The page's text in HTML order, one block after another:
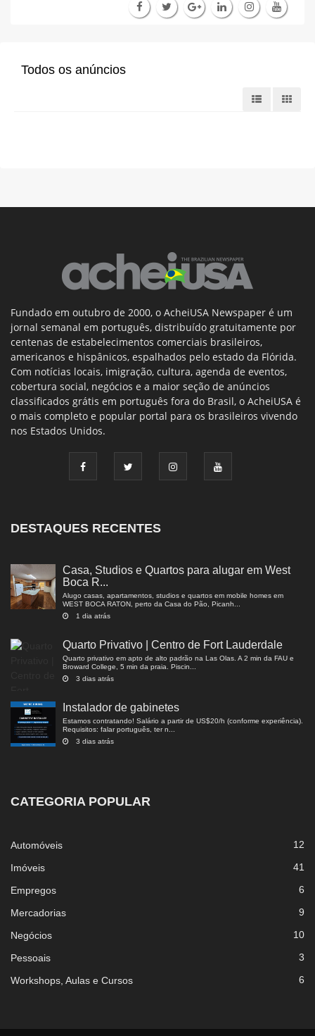
Todos os anúncios
Fundado em outubro de 2000, o AcheiUSA Newspaper é um
jornal semanal em português, distribuído gratuitamente por
centenas de estabelecimentos comerciais brasileiros,
americanos e hispânicos, espalhados pelo estado da Flórida.
Com notícias locais, imigração, cultura, agenda de eventos,
cobertura social, negócios e a maior seção de anúncios
classificados grátis em português fora do Brasil, o AcheiUSA é
o mais completo e popular portal para os brasileiros vivendo
nos Estados Unidos.
DESTAQUES RECENTES
Casa, Studios e Quartos para alugar em West
Boca R...
Alugo casas, apartamentos, studios e quartos em mobile homes em
WEST BOCA RATON, perto da Casa do Pão, Picanh...
1 dia atrás
Quarto Privativo | Centro de Fort Lauderdale
Quarto privativo em apto de alto padrão na Las Olas. A 2 min da FAU e
Broward College, 5 min da praia. Piscin...
3 dias atrás
Instalador de gabinetes
Estamos contratando! Salário a partir de US$20/h (conforme experiência).
Requisitos: falar português, ter n...
3 dias atrás
CATEGORIA POPULAR
Automóveis 12
Imóveis 41
Empregos 6
Mercadorias 9
Negócios 10
Pessoais 3
Workshops, Aulas e Cursos 6